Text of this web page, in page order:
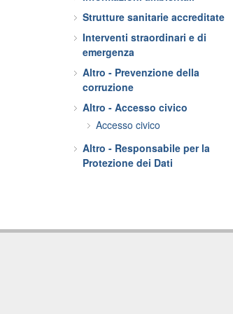
Strutture sanitarie accreditate
Interventi straordinari e di
emergenza
Altro - Prevenzione della
corruzione
Altro - Accesso civico
Accesso civico
Altro - Responsabile per la
Protezione dei Dati